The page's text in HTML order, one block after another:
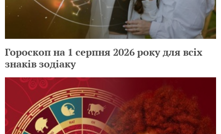
Гороскоп на 1 серпня 2026 року для всіх
знаків зодіаку